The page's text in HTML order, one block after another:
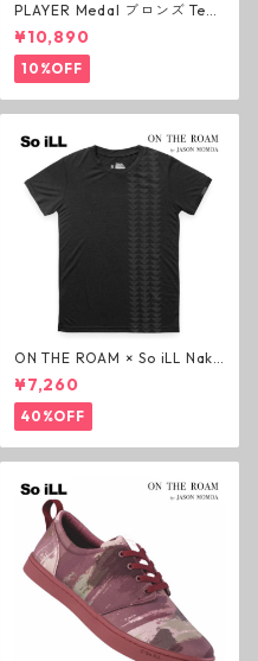
PLAYER Medal ブロンズ Tea
m Deck P3 スケートボードデ
ッキ プレイヤー メダル
¥10,890
10%OFF
ON THE ROAM × So iLL Nako
a Tee Tシャツ ウルフブラック
オンザローム ジェイソンモモ
ア OTR ビンテージ加工
¥7,260
40%OFF